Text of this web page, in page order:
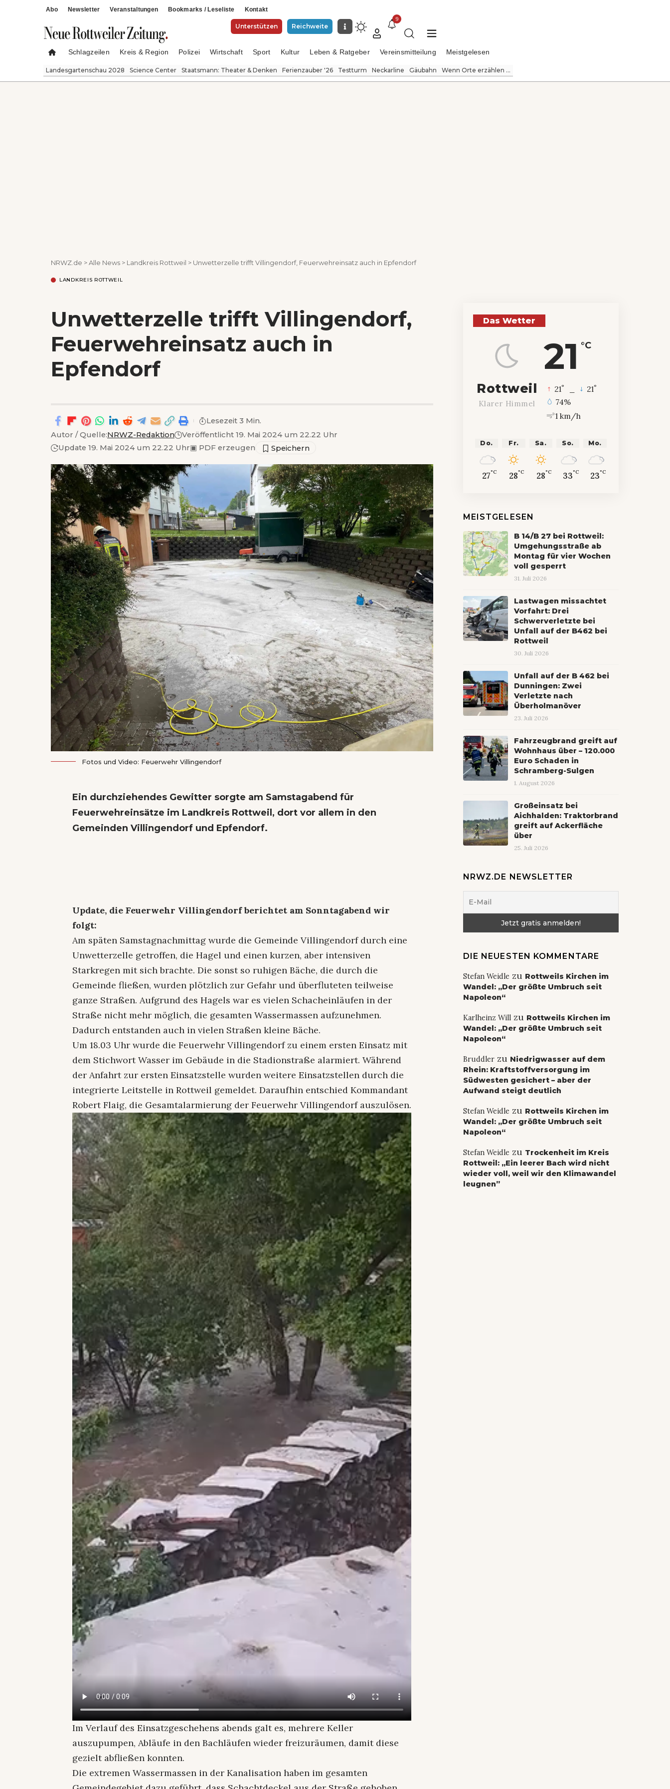
Abo Newsletter Veranstaltungen Bookmarks / Leseliste Kontakt
Unterstützen Reichweite
9
Schlagzeilen Kreis & Region Polizei Wirtschaft Sport Kultur Leben & Ratgeber Vereinsmitteilung Meistgelesen
Landesgartenschau 2028 Science Center Staatsmann: Theater & Denken Ferienzauber '26 Testturm Neckarline Gäubahn Wenn Orte erzählen ...
NRWZ.de >Alle News > Landkreis Rottweil > Unwetterzelle trifft Villingendorf, Feuerwehreinsatz auch in Epfendorf
LANDKREIS ROTTWEIL
Unwetterzelle trifft Villingendorf,
Feuerwehreinsatz auch in
Epfendorf
Autor / Quelle:NRWZ-Redaktion
Veröffentlicht 19. Mai 2024 um 22.22 Uhr
Update 19. Mai 2024 um 22.22 Uhr▣ PDF erzeugen
Lesezeit 3 Min.
Fotos und Video: Feuerwehr Villingendorf
Ein durchziehendes Gewitter sorgte am Samstagabend für
Feuerwehreinsätze im Landkreis Rottweil, dort vor allem in den
Gemeinden Villingendorf und Epfendorf.
Update, die Feuerwehr Villingendorf berichtet am Sonntagabend wir
folgt:
Am späten Samstagnachmittag wurde die Gemeinde Villingendorf durch eine
Unwetterzelle getroffen, die Hagel und einen kurzen, aber intensiven
Starkregen mit sich brachte. Die sonst so ruhigen Bäche, die durch die
Gemeinde fließen, wurden plötzlich zur Gefahr und überfluteten teilweise
ganze Straßen. Aufgrund des Hagels war es vielen Schacheinläufen in der
Straße nicht mehr möglich, die gesamten Wassermassen aufzunehmen.
Dadurch entstanden auch in vielen Straßen kleine Bäche.
Um 18.03 Uhr wurde die Feuerwehr Villingendorf zu einem ersten Einsatz mit
dem Stichwort Wasser im Gebäude in die Stadionstraße alarmiert. Während
der Anfahrt zur ersten Einsatzstelle wurden weitere Einsatzstellen durch die
integrierte Leitstelle in Rottweil gemeldet. Daraufhin entschied Kommandant
Robert Flaig, die Gesamtalarmierung der Feuerwehr Villingendorf auszulösen.
Im Verlauf des Einsatzgeschehens abends galt es, mehrere Keller
auszupumpen, Abläufe in den Bachläufen wieder freizuräumen, damit diese
gezielt abfließen konnten.
Die extremen Wassermassen in der Kanalisation haben im gesamten
Das Wetter
21 °C
Rottweil
Klarer Himmel
21° 21°
74%
1 km/h
Do.
27°C
Fr.
28°C
Sa.
28°C
So.
33°C
Mo.
23°C
MEISTGELESEN
B 14/B 27 bei Rottweil:
Umgehungsstraße ab
Montag für vier Wochen
voll gesperrt
31. Juli 2026
Lastwagen missachtet
Vorfahrt: Drei
Schwerverletzte bei
Unfall auf der B462 bei
Rottweil
30. Juli 2026
Unfall auf der B 462 bei
Dunningen: Zwei
Verletzte nach
Überholmanöver
23. Juli 2026
Fahrzeugbrand greift auf
Wohnhaus über – 120.000
Euro Schaden in
Schramberg-Sulgen
1. August 2026
Großeinsatz bei
Aichhalden: Traktorbrand
greift auf Ackerfläche
über
25. Juli 2026
NRWZ.DE NEWSLETTER
DIE NEUESTEN KOMMENTARE
Stefan Weidle zu Rottweils Kirchen im
Wandel: „Der größte Umbruch seit
Napoleon“
Karlheinz Willzu Rottweils Kirchen im
Wandel: „Der größte Umbruch seit
Napoleon“
Bruddlerzu Niedrigwasser auf dem
Rhein: Kraftstoffversorgung im
Südwesten gesichert – aber der
Aufwand steigt deutlich
Stefan Weidle zu Rottweils Kirchen im
Wandel: „Der größte Umbruch seit
Napoleon“
Stefan Weidle zu Trockenheit im Kreis
Rottweil: „Ein leerer Bach wird nicht
wieder voll, weil wir den Klimawandel
leugnen”